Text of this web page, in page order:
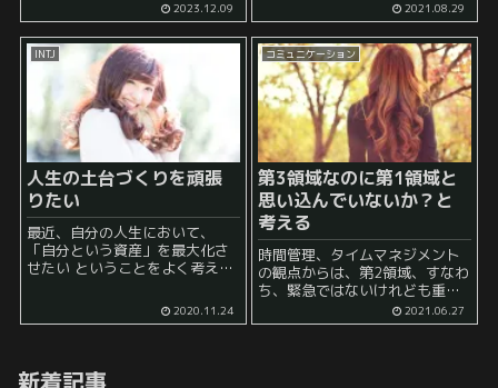
ら」 「もっと若ければ」 「もっ
と学歴が良ければ」 「もっと才
能があれば」 ...
2023.12.09
にはスマホ触る必要が無いので
は無いか と考えて、あらゆる工
夫をしてきました。 そして、...
2021.08.29
INTJ
人生の土台づくりを頑張
りたい
最近、自分の人生において、
「自分という資産」を最大化さ
せたい ということをよく考えて
と、今後大事になってくるの
は、 若いうちに、まずは「人生
2020.11.24
コミュニケーション
第3領域なのに第1領域と
思い込んでいないか？と
考える
時間管理、タイムマネジメント
の観点からは、第2領域、すなわ
ち、緊急ではないけれども重要
であることについて注力するこ
とが大事だとされています。 し
2021.06.27
新着記事